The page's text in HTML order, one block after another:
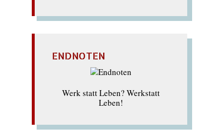
ENDNOTEN
Werk statt Leben? Werkstatt
Leben!